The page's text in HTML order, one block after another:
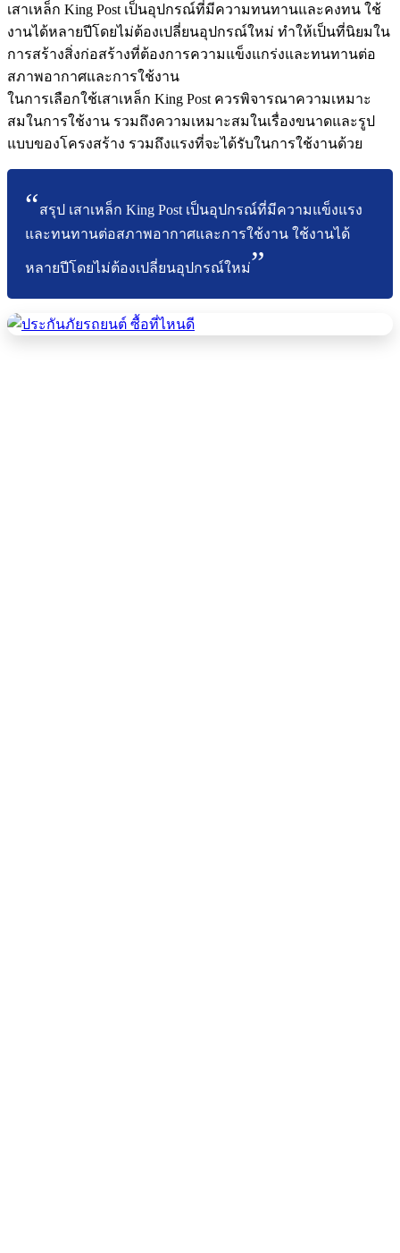
เสาเหล็ก King Post เป็นอุปกรณ์ที่มีความทนทานและคงทน ใช้
งานได้หลายปีโดยไม่ต้องเปลี่ยนอุปกรณ์ใหม่ ทำให้เป็นที่นิยมใน
การสร้างสิ่งก่อสร้างที่ต้องการความแข็งแกร่งและทนทานต่อ
สภาพอากาศและการใช้งาน
ในการเลือกใช้เสาเหล็ก King Post ควรพิจารณาความเหมาะ
สมในการใช้งาน รวมถึงความเหมาะสมในเรื่องขนาดและรูป
แบบของโครงสร้าง รวมถึงแรงที่จะได้รับในการใช้งานด้วย
สรุป เสาเหล็ก King Post เป็นอุปกรณ์ที่มีความแข็งแรง
และทนทานต่อสภาพอากาศและการใช้งาน ใช้งานได้
หลายปีโดยไม่ต้องเปลี่ยนอุปกรณ์ใหม่